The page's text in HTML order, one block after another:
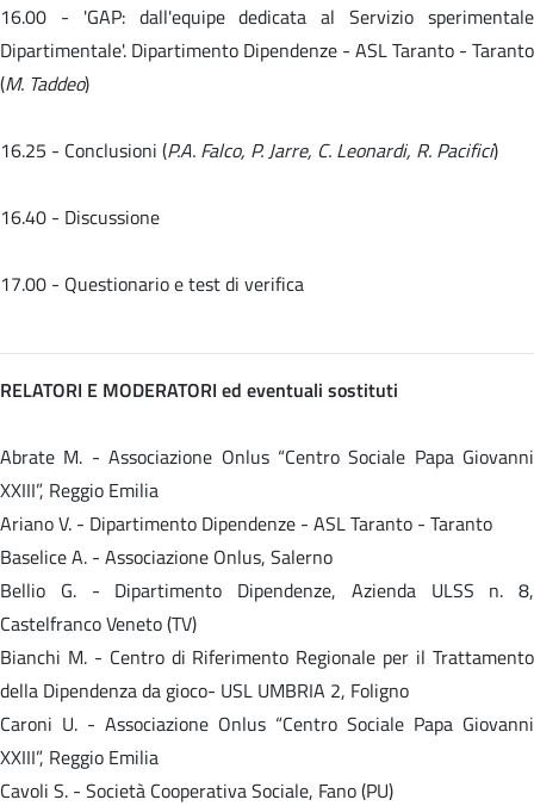
16.00 - 'GAP: dall'equipe dedicata al Servizio sperimentale
Dipartimentale'. Dipartimento Dipendenze - ASL Taranto - Taranto
(M. Taddeo)
16.25 - Conclusioni (P.A. Falco, P. Jarre, C. Leonardi, R. Pacifici)
16.40 - Discussione
17.00 - Questionario e test di verifica
RELATORI E MODERATORI ed eventuali sostituti
Abrate M. - Associazione Onlus “Centro Sociale Papa Giovanni
XXIII”, Reggio Emilia
Ariano V. - Dipartimento Dipendenze - ASL Taranto - Taranto
Baselice A. - Associazione Onlus, Salerno
Bellio G. - Dipartimento Dipendenze, Azienda ULSS n. 8,
Castelfranco Veneto (TV)
Bianchi M. - Centro di Riferimento Regionale per il Trattamento
della Dipendenza da gioco- USL UMBRIA 2, Foligno
Caroni U. - Associazione Onlus “Centro Sociale Papa Giovanni
XXIII”, Reggio Emilia
Cavoli S. - Società Cooperativa Sociale, Fano (PU)